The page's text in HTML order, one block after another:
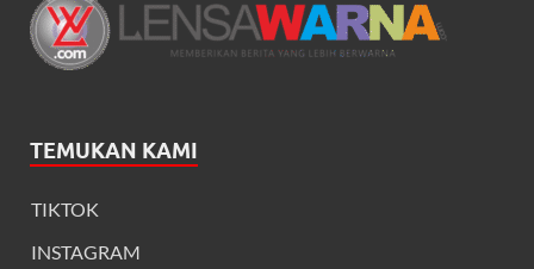
TEMUKAN KAMI
TIKTOK
INSTAGRAM